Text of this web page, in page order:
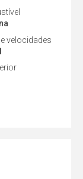
velocidades